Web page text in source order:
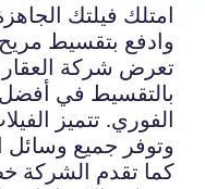
امتلك فيلتك
وادفع بتقسيط
تعرض شركة
بالتقسيط في أفضل
الفوري. تتميز
وتوفر جميع وسائل
كما تقدم الشركة